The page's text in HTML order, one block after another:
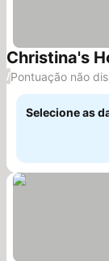
Christina's
/Pontuação não
Selecione as